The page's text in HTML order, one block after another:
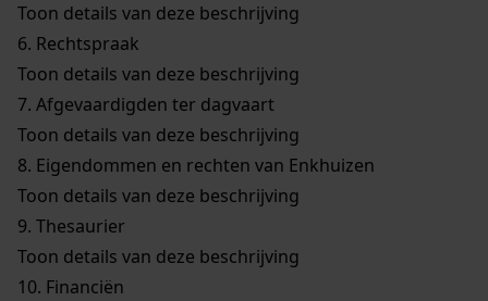
Toon details van deze beschrijving
6. Rechtspraak
Toon details van deze beschrijving
7. Afgevaardigden ter dagvaart
Toon details van deze beschrijving
8. Eigendommen en rechten van Enkhuizen
Toon details van deze beschrijving
9. Thesaurier
Toon details van deze beschrijving
10. Financiën